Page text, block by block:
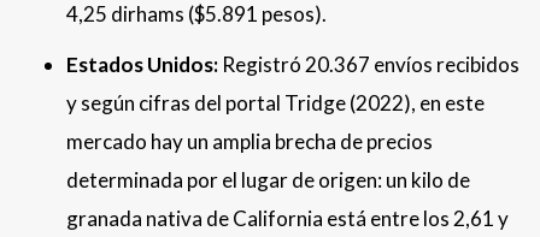
4,25 dirhams ($5.891 pesos).
Estados Unidos: Registró 20.367 envíos recibidos
y según cifras del portal Tridge (2022), en este
mercado hay un amplia brecha de precios
determinada por el lugar de origen: un kilo de
granada nativa de California está entre los 2,61 y